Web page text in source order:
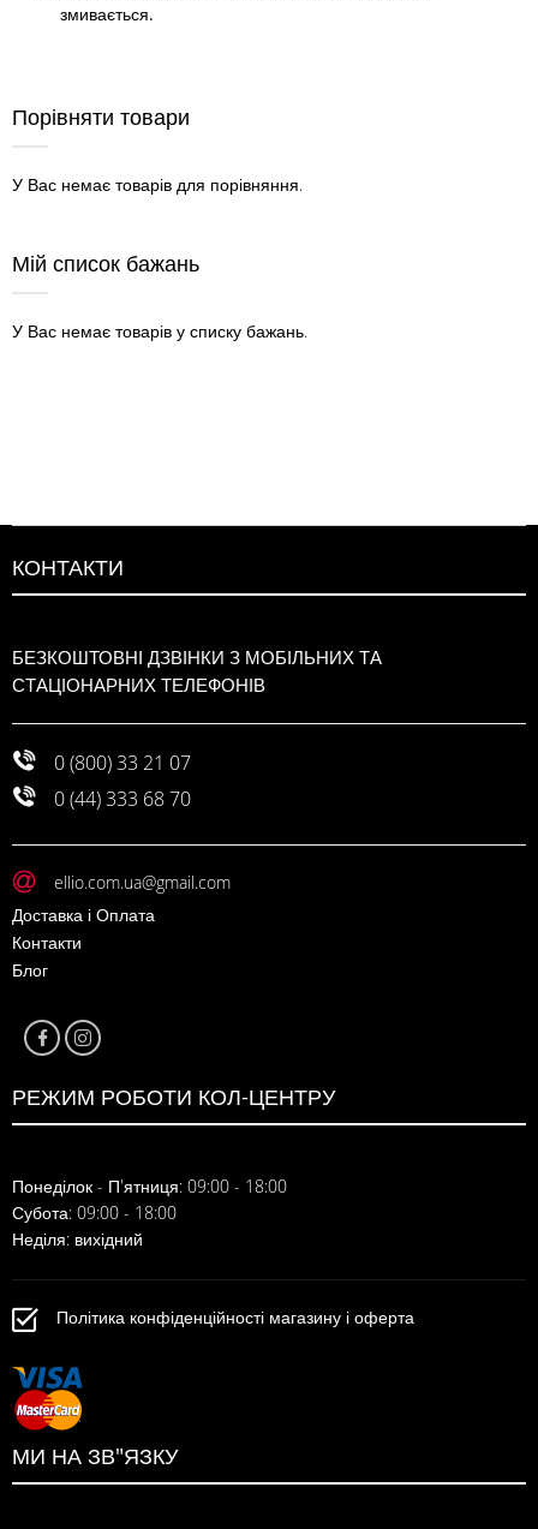
змивається.
Порівняти товари
У Вас немає товарів для порівняння.
Мій список бажань
У Вас немає товарів у списку бажань.
КОНТАКТИ
БЕЗКОШТОВНІ ДЗВІНКИ З МОБІЛЬНИХ ТА
СТАЦІОНАРНИХ ТЕЛЕФОНІВ
0 (800) 33 21 07
0 (44) 333 68 70
ellio.com.ua@gmail.com
Доставка і Оплата
Контакти
Блог
РЕЖИМ РОБОТИ КОЛ-ЦЕНТРУ
Понеділок - П'ятниця: 09:00 - 18:00
Субота: 09:00 - 18:00
Неділя: вихідний
Політика конфіденційності магазину і оферта
МИ НА ЗВ"ЯЗКУ